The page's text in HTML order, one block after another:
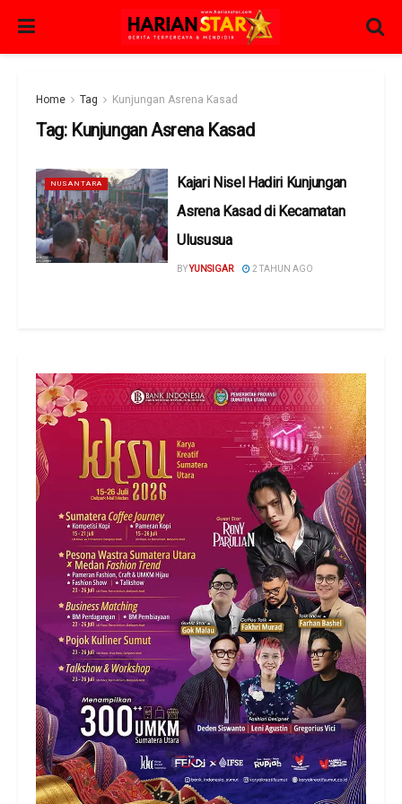
Home Tag Kunjungan Asrena Kasad
Tag: Kunjungan Asrena Kasad
NUSANTARA
Kajari Nisel Hadiri Kunjungan
Asrena Kasad di Kecamatan
Ulususua
BYYUNSIGAR 2 TAHUN AGO